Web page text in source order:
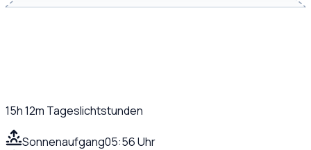
15h 12m Tageslichtstunden
Sonnenaufgang05:56 Uhr